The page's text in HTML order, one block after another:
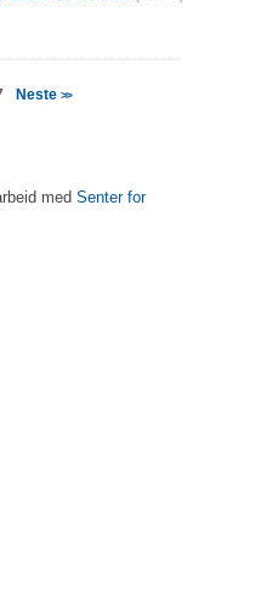
Neste>>
med Senter for